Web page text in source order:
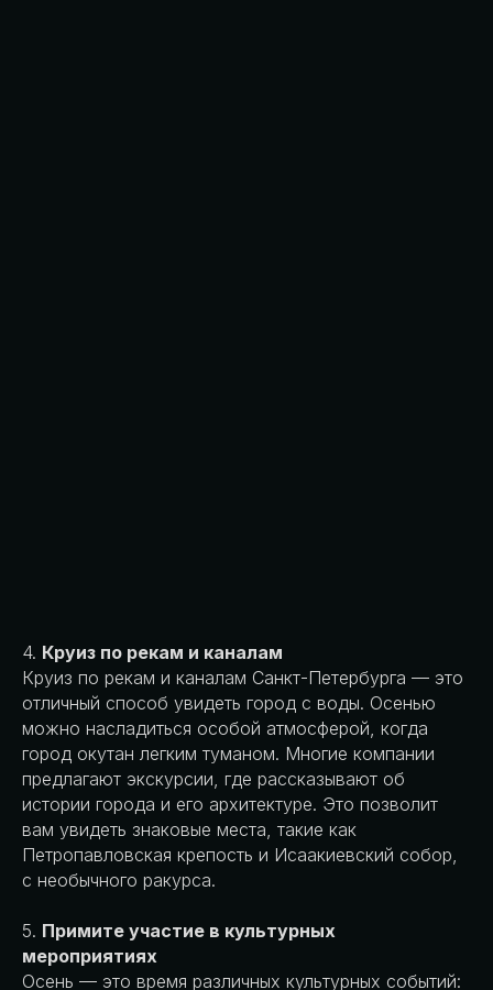
4. Круиз по рекам и каналам
Круиз по рекам и каналам Санкт-Петербурга — это
отличный способ увидеть город с воды. Осенью
можно насладиться особой атмосферой, когда
город окутан легким туманом. Многие компании
предлагают экскурсии, где рассказывают об
истории города и его архитектуре. Это позволит
вам увидеть знаковые места, такие как
Петропавловская крепость и Исаакиевский собор,
с необычного ракурса.
5. Примите участие в культурных
мероприятиях
Осень — это время различных культурных событий: